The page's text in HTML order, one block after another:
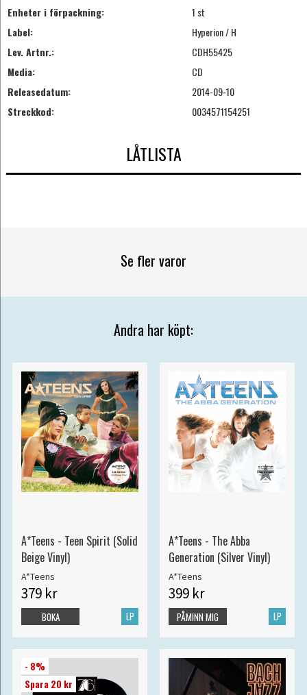
Enheter i förpackning:
1 st
Label:
Hyperion / H
Lev. Artnr.:
CDH55425
Media:
CD
Releasedatum:
2014-09-10
Streckkod:
0034571154251
LÅTLISTA
Se fler varor
Andra har köpt:
A*Teens - Teen Spirit (Solid
Beige Vinyl)
A*Teens
379 kr
LP
BOKA
A*Teens - The Abba
Generation (Silver Vinyl)
A*Teens
399 kr
LP
PÅMINN MIG
- 8%
Spara 20 kr